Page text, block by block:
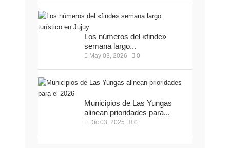
Los números del «finde»
semana largo...
May 03, 2026 0
Municipios de Las Yungas
alinean prioridades para...
Dic 03, 2025 0